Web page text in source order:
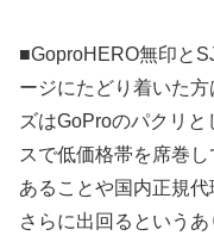
■GoproHERO無印と
ージにたどり着いた
ズはGoProのパクリ
スで低価格帯を席巻
あることや国内正規
さらに出回るという